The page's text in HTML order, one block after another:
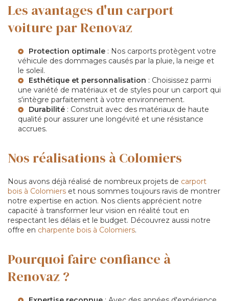
Les avantages d'un carport
voiture par Renovaz
Protection optimale : Nos carports protègent votre
véhicule des dommages causés par la pluie, la neige et
le soleil.
Esthétique et personnalisation : Choisissez parmi
une variété de matériaux et de styles pour un carport qui
s'intègre parfaitement à votre environnement.
Durabilité : Construit avec des matériaux de haute
qualité pour assurer une longévité et une résistance
accrues.
Nos réalisations à Colomiers
Nous avons déjà réalisé de nombreux projets de carport
bois à Colomiers et nous sommes toujours ravis de montrer
notre expertise en action. Nos clients apprécient notre
capacité à transformer leur vision en réalité tout en
respectant les délais et le budget. Découvrez aussi notre
offre en charpente bois à Colomiers.
Pourquoi faire confiance à
Renovaz ?